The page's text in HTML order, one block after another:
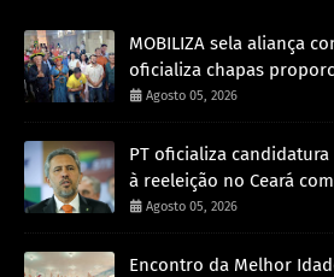
MOBILIZA sela aliança
oficializa chapas
Agosto 05, 2026
PT oficializa
à reeleição no Ceará
Agosto 05, 2026
Encontro da Melhor